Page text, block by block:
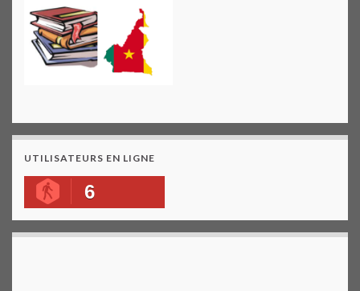
UTILISATEURS EN LIGNE
6